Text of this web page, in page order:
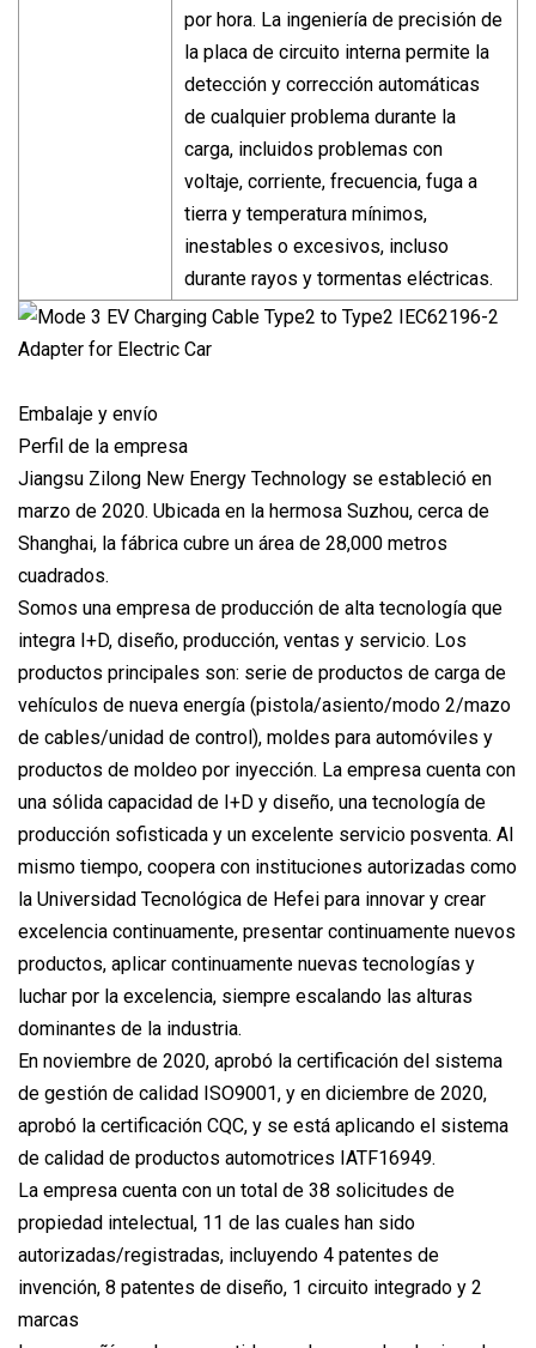
por hora. La ingeniería de precisión de
la placa de circuito interna permite la
detección y corrección automáticas
de cualquier problema durante la
carga, incluidos problemas con
voltaje, corriente, frecuencia, fuga a
tierra y temperatura mínimos,
inestables o excesivos, incluso
durante rayos y tormentas eléctricas.
Embalaje y envío
Perfil de la empresa
Jiangsu Zilong New Energy Technology se estableció en
marzo de 2020. Ubicada en la hermosa Suzhou, cerca de
Shanghai, la fábrica cubre un área de 28,000 metros
cuadrados.
Somos una empresa de producción de alta tecnología que
integra I+D, diseño, producción, ventas y servicio. Los
productos principales son: serie de productos de carga de
vehículos de nueva energía (pistola/asiento/modo 2/mazo
de cables/unidad de control), moldes para automóviles y
productos de moldeo por inyección. La empresa cuenta con
una sólida capacidad de I+D y diseño, una tecnología de
producción sofisticada y un excelente servicio posventa. Al
mismo tiempo, coopera con instituciones autorizadas como
la Universidad Tecnológica de Hefei para innovar y crear
excelencia continuamente, presentar continuamente nuevos
productos, aplicar continuamente nuevas tecnologías y
luchar por la excelencia, siempre escalando las alturas
dominantes de la industria.
En noviembre de 2020, aprobó la certificación del sistema
de gestión de calidad ISO9001, y en diciembre de 2020,
aprobó la certificación CQC, y se está aplicando el sistema
de calidad de productos automotrices IATF16949.
La empresa cuenta con un total de 38 solicitudes de
propiedad intelectual, 11 de las cuales han sido
autorizadas/registradas, incluyendo 4 patentes de
invención, 8 patentes de diseño, 1 circuito integrado y 2
marcas